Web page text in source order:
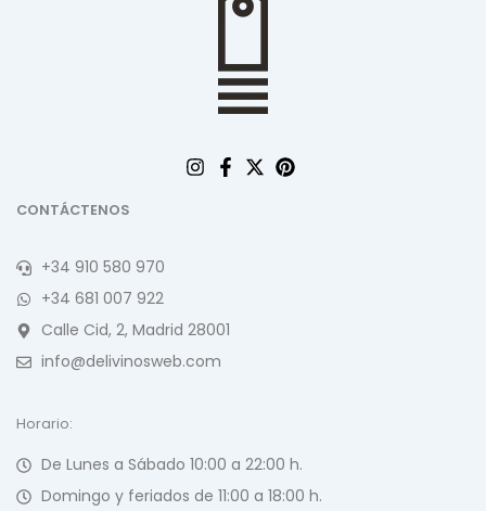
CONTÁCTENOS
+34 910 580 970
+34 681 007 922
Calle Cid, 2, Madrid 28001
info@delivinosweb.com
Horario:
De Lunes a Sábado 10:00 a 22:00 h.
Domingo y feriados de 11:00 a 18:00 h.